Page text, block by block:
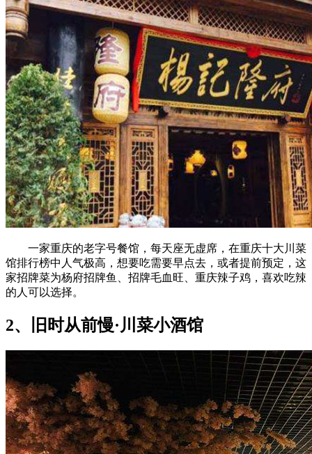
一家重庆的老字号餐馆，每天座无虚席，在重庆十大川菜
馆排行榜中人气极高，想要吃需要早点去，或者提前预定，这
家招牌菜为杨府招牌鱼、招牌毛血旺、重庆辣子鸡，喜欢吃辣
的人可以选择。
2、旧时从前慢·川菜小酒馆